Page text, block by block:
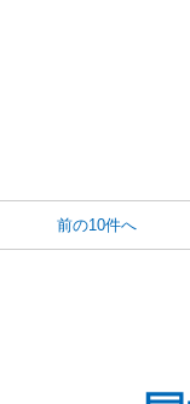
前の10件へ